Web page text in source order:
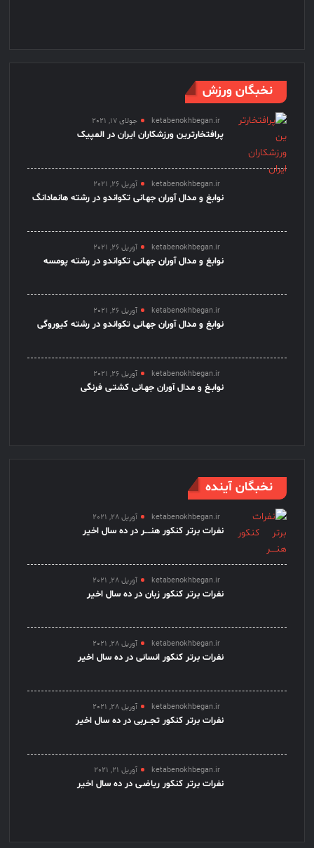
نخبگان ورزش
ketabenokhbegan.ir جولای 17, 2021
پرافتخارترین ورزشکاران ایران در المپیک
ketabenokhbegan.ir آوریل 26, 2021
نوابغ و مدال آوران جهـانی تکواندو در رشته هانمادانگ
ketabenokhbegan.ir آوریل 26, 2021
نوابغ و مدال آوران جهـانی تکواندو در رشته پومسه
ketabenokhbegan.ir آوریل 26, 2021
نوابغ و مدال آوران جهـانی تکواندو در رشته کیوروگی
ketabenokhbegan.ir آوریل 26, 2021
نوابـغ و مدال آوران جهـانی کشتـی فرنگی
نخبگان آینده
ketabenokhbegan.ir آوریل 28, 2021
نفرات برتر کنکور هنــــر در ده سال اخیر
ketabenokhbegan.ir آوریل 28, 2021
نفرات برتر کنکور زبان در ده سال اخیر
ketabenokhbegan.ir آوریل 28, 2021
نفرات برتر کنکور انسانی در ده سال اخیر
ketabenokhbegan.ir آوریل 28, 2021
نفرات برتر کنکور تجــربی در ده سال اخیر
ketabenokhbegan.ir آوریل 21, 2021
نفرات برتر کنکور ریاضـی در ده سال اخیر